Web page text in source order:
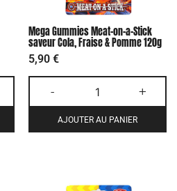
Mega Gummies Meat-on-a-Stick
saveur Cola, Fraise & Pomme 120g
5,90 €
- +
AJOUTER AU PANIER